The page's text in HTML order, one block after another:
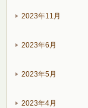
2023年11月
2023年6月
2023年5月
2023年4月